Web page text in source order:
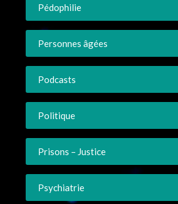
Pédophilie
Personnes âgées
Podcasts
Politique
Prisons – Justice
Psychiatrie